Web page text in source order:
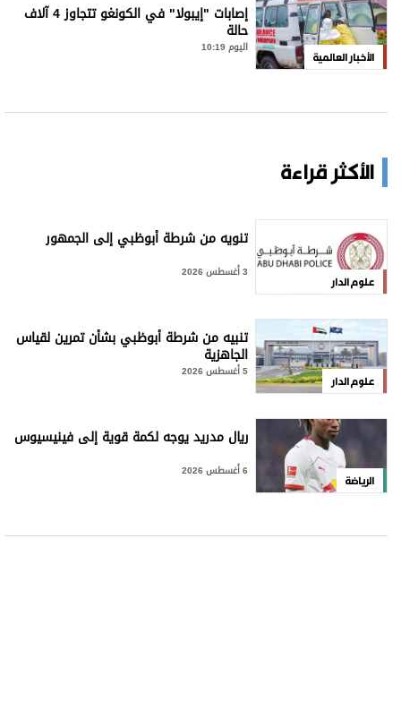
الأخبار العالمية
إصابات "إيبولا" في الكونغو تتجاوز 4 آلاف
حالة
اليوم 10:19
الأكثر قراءة
علوم الدار
تنويه من شرطة أبوظبي إلى الجمهور
علوم الدار
تنبيه من شرطة أبوظبي بشأن تمرين لقياس
الجاهزية
5 أغسطس 2026
الرياضة
ريال مدريد يوجه لكمة قوية إلى فينيسيوس